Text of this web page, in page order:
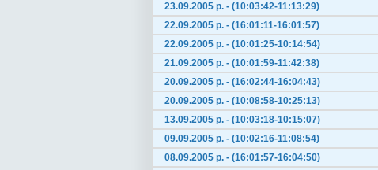
23.09.2005 р. - (10:03:42-11:13:29)
22.09.2005 р. - (16:01:11-16:01:57)
22.09.2005 р. - (10:01:25-10:14:54)
21.09.2005 р. - (10:01:59-11:42:38)
20.09.2005 р. - (16:02:44-16:04:43)
20.09.2005 р. - (10:08:58-10:25:13)
13.09.2005 р. - (10:03:18-10:15:07)
09.09.2005 р. - (10:02:16-11:08:54)
08.09.2005 р. - (16:01:57-16:04:50)